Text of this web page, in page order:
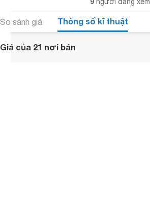
So sánh giá Thông số kĩ thuật
Giá của 21 nơi bán